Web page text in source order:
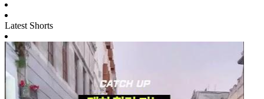
Latest Shorts